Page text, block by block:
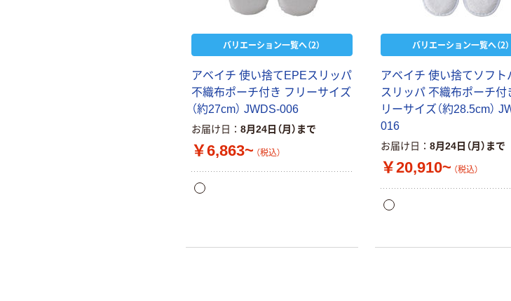
バリエーション一覧へ（2）
アベイチ 使い捨てEPEスリッパ
不織布ポーチ付き フリーサイズ
（約27cm） JWDS-006
お届け日 8月24日（月）まで
￥6,863~ （税込）
バリエーション一覧へ（2）
アベイチ 使い捨てソフト
スリッパ 不織布ポーチ付
リーサイズ（約28.5cm）
016
お届け日 8月24日（月）まで
￥20,910~ （税込）